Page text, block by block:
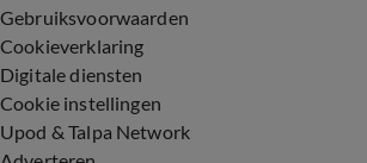
Gebruiksvoorwaarden
Cookieverklaring
Digitale diensten
Cookie instellingen
Upod & Talpa Network